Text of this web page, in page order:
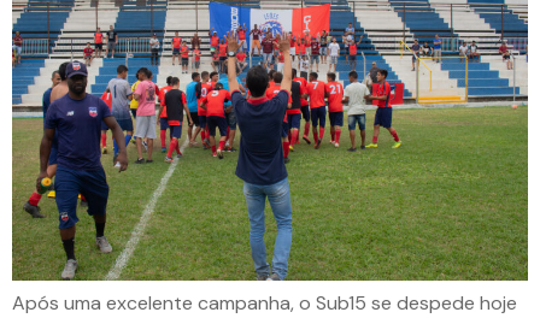
Após uma excelente campanha, o Sub15 se despede hoje